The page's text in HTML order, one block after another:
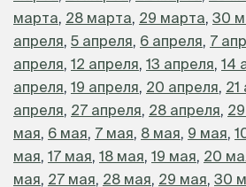
марта, 28 марта, 29 марта, 30
апреля, 5 апреля, 6 апреля, 7
апреля, 12 апреля, 13 апреля, 14
апреля, 19 апреля, 20 апреля, 21
апреля, 27 апреля, 28 апреля,
мая, 6 мая, 7 мая, 8 мая, 9 мая,
мая, 17 мая, 18 мая, 19 мая, 20
мая, 27 мая, 28 мая, 29 мая, 30